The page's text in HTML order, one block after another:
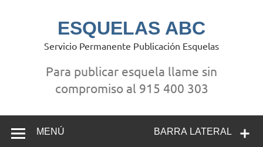
ESQUELAS ABC
Servicio Permanente Publicación Esquelas
Para publicar esquela llame sin
compromiso al 915 400 303
BARRA LATERAL
MENÚ